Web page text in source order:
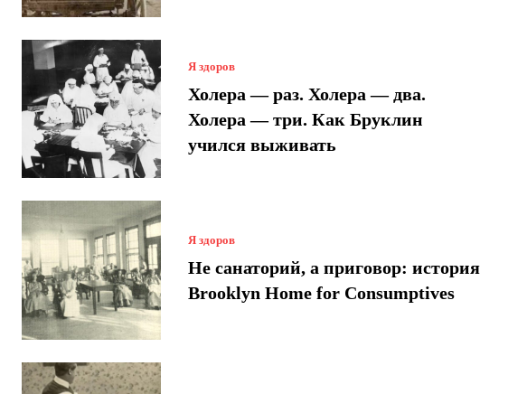
Я здоров
Холера — раз. Холера — два.
Холера — три. Как Бруклин
учился выживать
Я здоров
Не санаторий, а приговор: история
Brooklyn Home for Consumptives